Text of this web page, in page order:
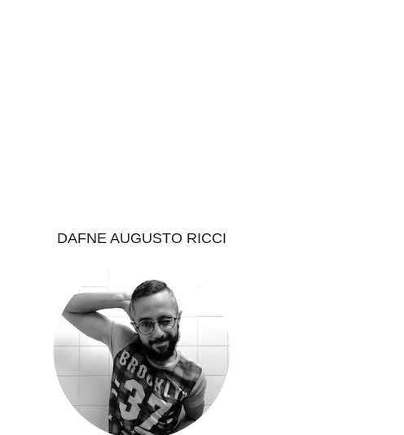
DAFNE AUGUSTO RICCI